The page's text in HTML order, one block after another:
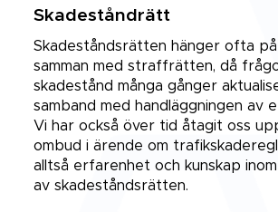
Skadeståndrätt
Skadeståndsrätten hänger ofta
samman med straffrätten, då
skadestånd många gånger
samband med handläggningen av
Vi har också över tid åtagit oss
ombud i ärende om
alltså erfarenhet och kunskap
av skadeståndsrätten.